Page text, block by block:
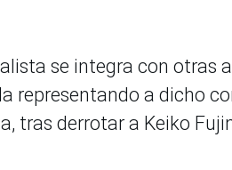
se integra con otras
representando a dicho
tras derrotar a Keiko